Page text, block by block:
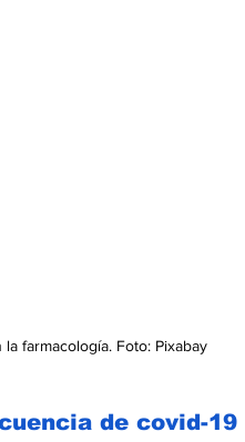
farmacología. Foto: Pixabay
de covid-19